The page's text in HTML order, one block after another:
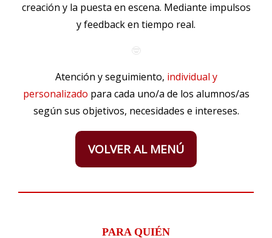
creación y la puesta en escena. Mediante impulsos
y feedback en tiempo real.
Atención y seguimiento, individual y
personalizado para cada uno/a de los alumnos/as
según sus objetivos, necesidades e intereses.
VOLVER AL MENÚ
PARA QUIÉN